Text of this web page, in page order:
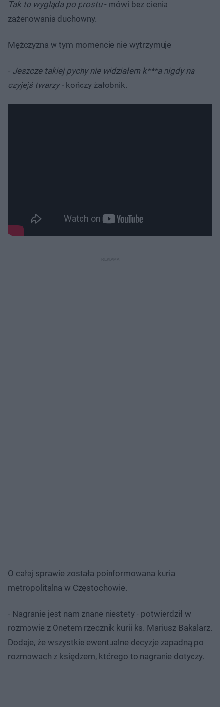
Tak to wygląda po prostu- mówi bez cienia
zażenowania duchowny.
Mężczyzna w tym momencie nie wytrzymuje
- Jeszcze takiej pychy nie widziałem k***a nigdy na
czyjejś twarzy -kończy żałobnik.
O całej sprawie została poinformowana kuria
metropolitalna w Częstochowie.
- Nagranie jest nam znane niestety - potwierdził w
rozmowie z Onetem rzecznik kurii ks. Mariusz Bakalarz.
Dodaje, że wszystkie ewentualne decyzje zapadną po
rozmowach z księdzem, którego to nagranie dotyczy.